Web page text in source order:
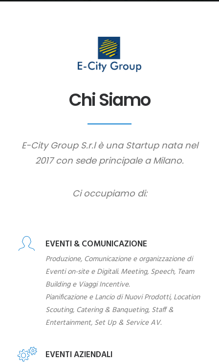
Chi Siamo
E-City Group S.r.l è una Startup nata nel
2017 con sede principale a Milano.
Ci occupiamo di:
EVENTI & COMUNICAZIONE
Produzione, Comunicazione e organizzazione di
Eventi on-site e Digitali. Meeting, Speech, Team
Building e Viaggi Incentive.
Pianificazione e Lancio di Nuovi Prodotti, Location
Scouting, Catering & Banqueting, Staff &
Entertainment, Set Up & Service AV.
EVENTI AZIENDALI